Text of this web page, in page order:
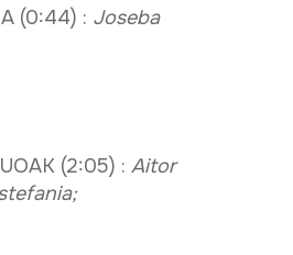
(0:44) : Joseba
(2:05) : Aitor